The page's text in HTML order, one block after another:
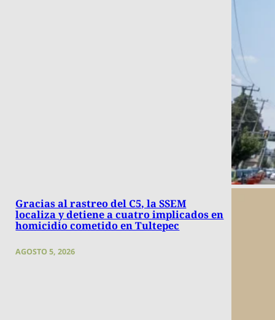
Gracias al rastreo del C5, la SSEM
localiza y detiene a cuatro implicados en
homicidio cometido en Tultepec
AGOSTO 5, 2026